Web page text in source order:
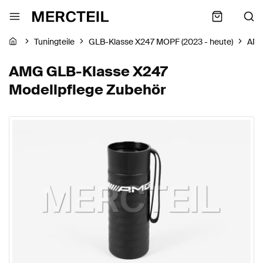
Tuningteile GLB-Klasse X247 MOPF (2023 - heute)
AMG GLB-Klasse X247
Modellpflege Zubehör